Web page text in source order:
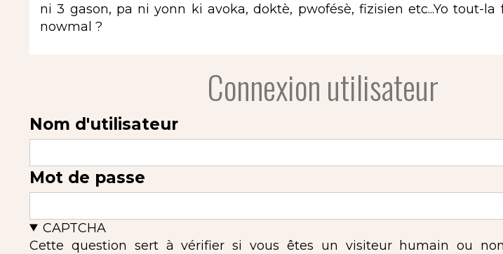
ni 3 gason, pa ni yonn ki avoka, doktè, pwofésè, fizisien etc...Yo tout-la
nowmal ?
Connexion utilisateur
Nom d'utilisateur
Mot de passe
CAPTCHA
Cette question sert à vérifier si vous êtes un visiteur humain ou